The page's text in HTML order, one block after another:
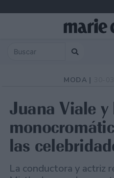
MODA |
Juana Viale
las
La conductora y actriz